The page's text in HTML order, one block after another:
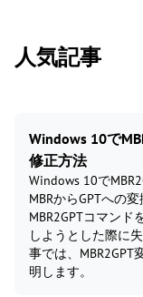
人気記事
Windows 10で
修正方法
Windows 10で
MBRからGPTへの
MBR2GPTコマンド
しようとした際に
事では、
明します。